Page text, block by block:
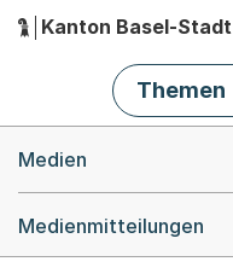
Hauptnavigation
Kanton Basel-Stadt
Themen
Medien
Medienmitteilungen